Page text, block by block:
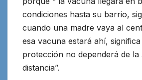
condiciones hasta su barrio,
cuando una madre vaya al
esa vacuna estará ahí,
protección no dependerá de la
distancia”.